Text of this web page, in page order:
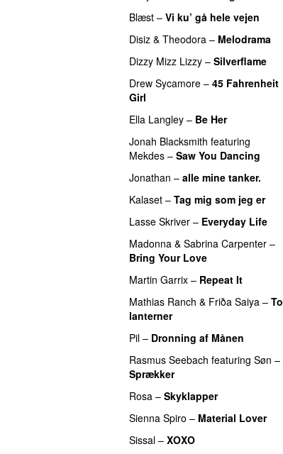
Blæst – Vi ku’ gå hele vejen
Disiz & Theodora – Melodrama
Dizzy Mizz Lizzy – Silverflame
Drew Sycamore – 45 Fahrenheit
Girl
Ella Langley – Be Her
Jonah Blacksmith featuring
Mekdes – Saw You Dancing
Jonathan – alle mine tanker.
Kalaset – Tag mig som jeg er
Lasse Skriver – Everyday Life
Madonna & Sabrina Carpenter –
Bring Your Love
Martin Garrix – Repeat It
Mathias Ranch & Friða Saiya – To
lanterner
Pil – Dronning af Månen
Rasmus Seebach featuring Søn –
Sprækker
Rosa – Skyklapper
Sienna Spiro – Material Lover
Sissal – XOXO